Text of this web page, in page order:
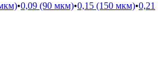
•0,09 (90 мкм)•0,15 (150 мкм)•0,21